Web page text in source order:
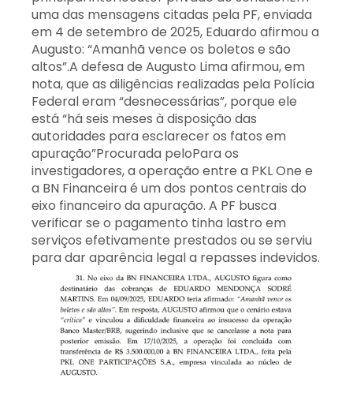
uma das mensagens citadas pela PF, enviada
em 4 de setembro de 2025, Eduardo afirmou a
Augusto: “Amanhã vence os boletos e são
altos”.A defesa de Augusto Lima afirmou, em
nota, que as diligências realizadas pela Polícia
Federal eram “desnecessárias”, porque ele
está “há seis meses à disposição das
autoridades para esclarecer os fatos em
apuração”Procurada peloPara os
investigadores, a operação entre a PKL One e
a BN Financeira é um dos pontos centrais do
eixo financeiro da apuração. A PF busca
verificar se o pagamento tinha lastro em
serviços efetivamente prestados ou se serviu
para dar aparência legal a repasses indevidos.